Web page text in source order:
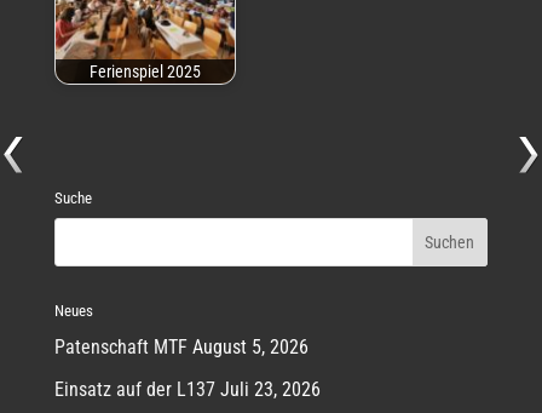
Ferienspiel 2025
Suche
Neues
Patenschaft MTF August 5, 2026
Einsatz auf der L137 Juli 23, 2026